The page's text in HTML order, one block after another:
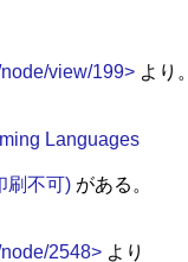
view/199>より。
Languages
刷不可)がある。
2548>より